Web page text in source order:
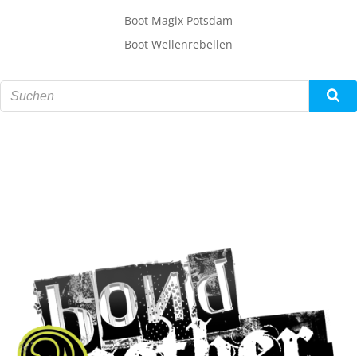
Boot Magix Potsdam
Boot Wellenrebellen